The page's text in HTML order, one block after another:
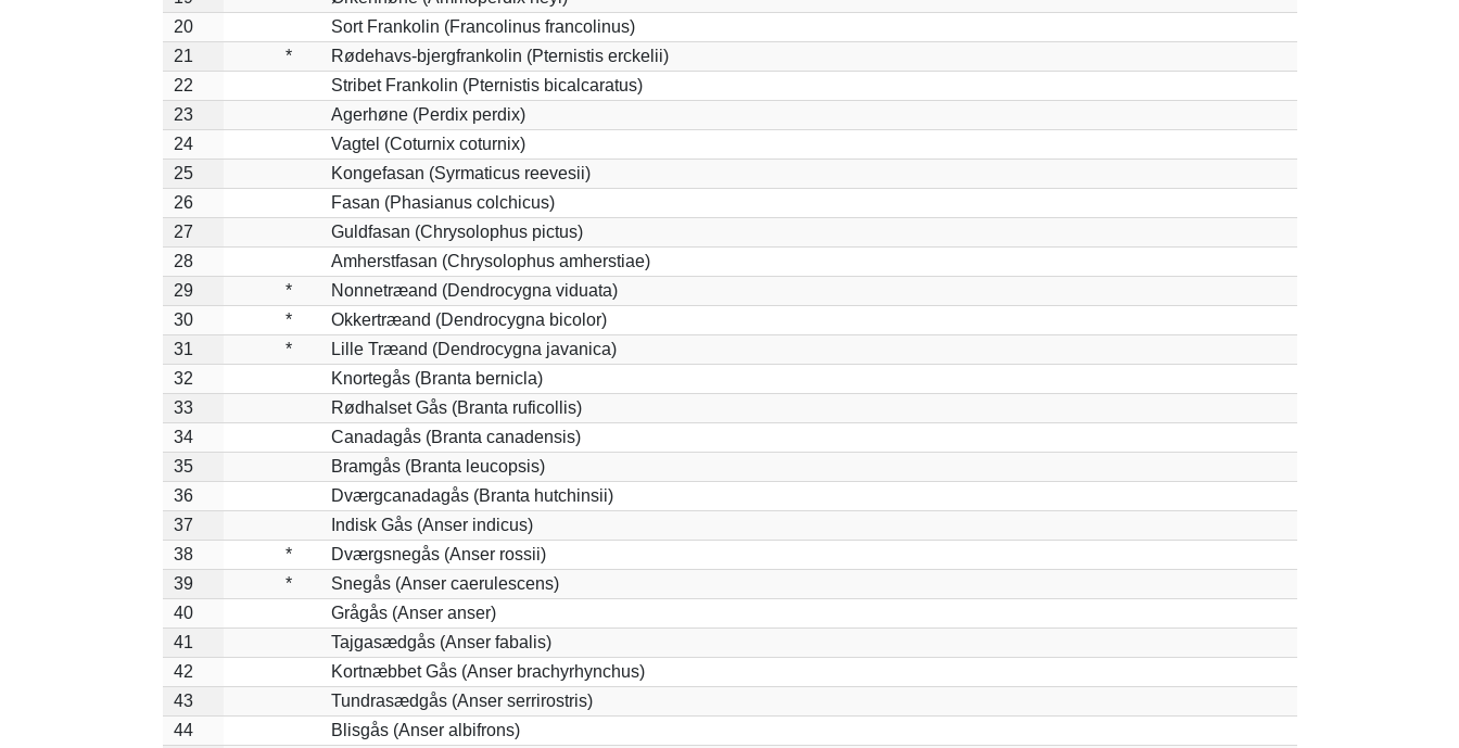
20
Sort Frankolin (Francolinus francolinus)
21
*
Rødehavs-bjergfrankolin (Pternistis erckelii)
22
Stribet Frankolin (Pternistis bicalcaratus)
23
Agerhøne (Perdix perdix)
24
Vagtel (Coturnix coturnix)
25
Kongefasan (Syrmaticus reevesii)
26
Fasan (Phasianus colchicus)
27
Guldfasan (Chrysolophus pictus)
28
Amherstfasan (Chrysolophus amherstiae)
29
*
Nonnetræand (Dendrocygna viduata)
30
*
Okkertræand (Dendrocygna bicolor)
31
*
Lille Træand (Dendrocygna javanica)
32
Knortegås (Branta bernicla)
33
Rødhalset Gås (Branta ruficollis)
34
Canadagås (Branta canadensis)
35
Bramgås (Branta leucopsis)
36
Dværgcanadagås (Branta hutchinsii)
37
Indisk Gås (Anser indicus)
38
*
Dværgsnegås (Anser rossii)
39
*
Snegås (Anser caerulescens)
40
Grågås (Anser anser)
41
Tajgasædgås (Anser fabalis)
42
Kortnæbbet Gås (Anser brachyrhynchus)
43
Tundrasædgås (Anser serrirostris)
44
Blisgås (Anser albifrons)